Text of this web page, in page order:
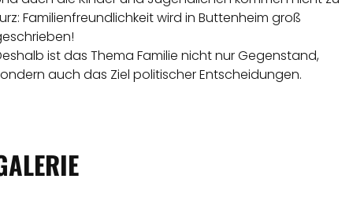
Familienfreundlichkeit wird in Buttenheim groß
ist das Thema Familie nicht nur Gegenstand,
auch das Ziel politischer Entscheidungen.